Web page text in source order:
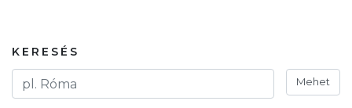
KERESÉS
Mehet